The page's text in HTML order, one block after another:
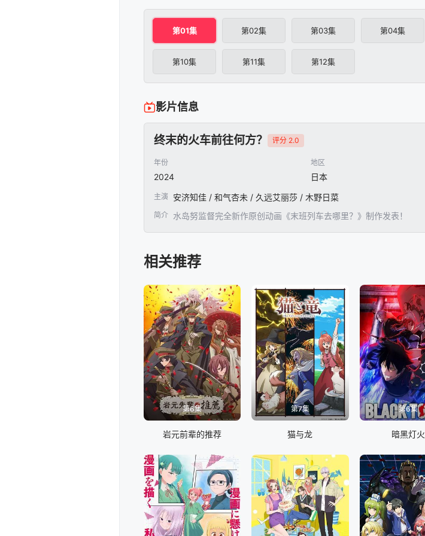
第01集 第02集 第03集 第04集
第10集 第11集 第12集
影片信息
终末的火车前往何方？ 评分 2.0
年份
2024
地区
日本
主演 安济知佳 / 和气杏未 / 久远艾丽莎 / 木野日菜
简介 水岛努监督完全新作原创动画《末班列车去哪里？》制作发表！
相关推荐
第6集
岩元前辈的推荐
第7集
猫与龙
第6集
暗黑灯火